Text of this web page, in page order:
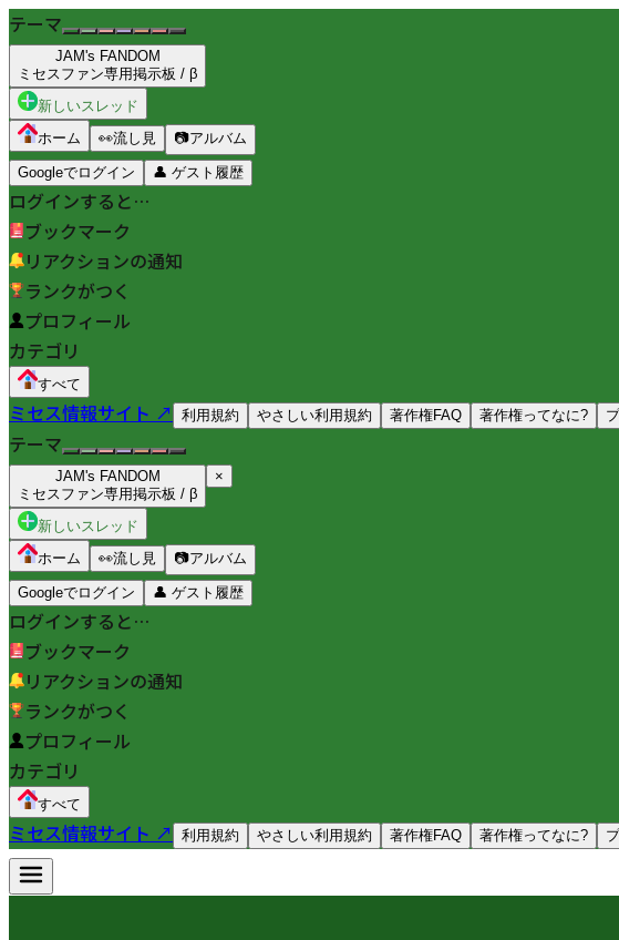
テーマ
JAM's FANDOM
ミセスファン専用掲示板 / β
新しいスレッド
ホーム
👀流し見 📷アルバム
Googleでログイン 👤 ゲスト履歴
ログインすると…
ブックマーク
リアクションの通知
ランクがつく
プロフィール
カテゴリ
すべて
ミセス情報サイト ↗ 利用規約 やさしい利用規約 著作権FAQ 著作権ってなに?
テーマ
JAM's FANDOM
ミセスファン専用掲示板 / β
×
新しいスレッド
ホーム
👀流し見 📷アルバム
Googleでログイン 👤 ゲスト履歴
ログインすると…
ブックマーク
リアクションの通知
ランクがつく
プロフィール
カテゴリ
すべて
ミセス情報サイト ↗ 利用規約 やさしい利用規約 著作権FAQ 著作権ってなに?